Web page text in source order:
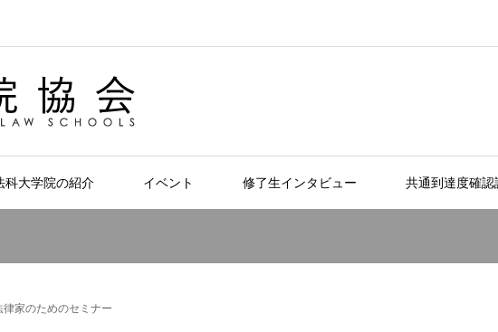
科大学院の紹介 イベント 修了生インタビュー 共通到達度確認
家のためのセミナー